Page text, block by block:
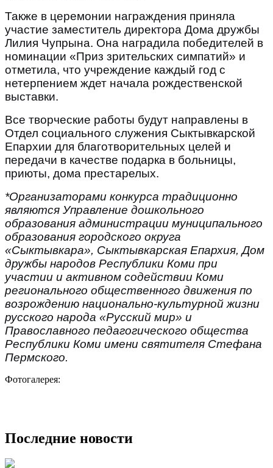
Также в церемонии награждения приняла
участие заместитель директора Дома дружбы
Лилия Чупрына. Она наградила победителей в
номинации «Приз зрительских симпатий» и
отметила, что учреждение каждый год с
нетерпением ждет начала рождественской
выставки.
Все творческие работы будут направлены в
Отдел социального служения Сыктывкарской
Епархии для благотворительных целей и
передачи в качестве подарка в больницы,
приюты, дома престарелых.
*Организаторами конкурса традиционно
являются Управление дошкольного
образования администрации муниципального
образования городского округа
«Сыктывкара», Сыктывкарская Епархия, Дом
дружбы народов Республики Коми при
участии и активном содействии Коми
регионального общественного движения по
возрождению национально-культурной жизни
русского народа «Русский мир» и
Православного педагогического общества
Республики Коми имени святителя Стефана
Пермского.
Фотогалерея:
Последние новости